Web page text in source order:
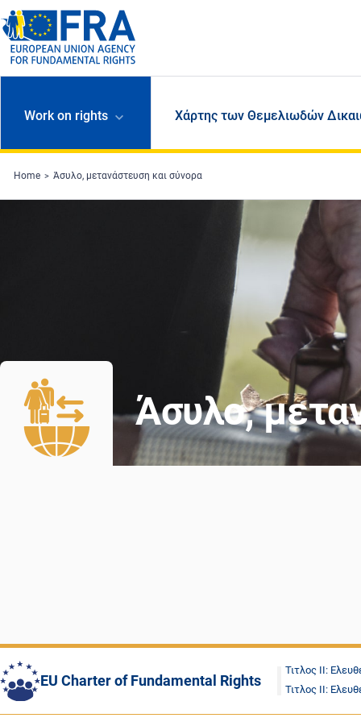
Skip to main content
Work on rights Χάρτης των Θεμελιωδών
Home Άσυλο, μετανάστευση και σύνορα
Άσυλο,
EU Charter of Fundamental Rights
Τιτλος II:
Τιτλος II: